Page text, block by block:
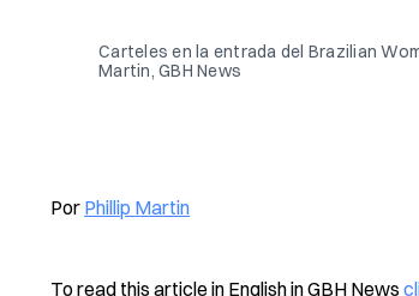
Carteles en la entrada del Brazilian
Martin, GBH News
Por Phillip Martin
To read this article in English in GBH News